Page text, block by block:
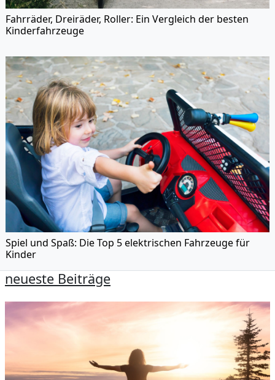
Fahrräder, Dreiräder, Roller: Ein Vergleich der besten
Kinderfahrzeuge
Spiel und Spaß: Die Top 5 elektrischen Fahrzeuge für
Kinder
neueste Beiträge